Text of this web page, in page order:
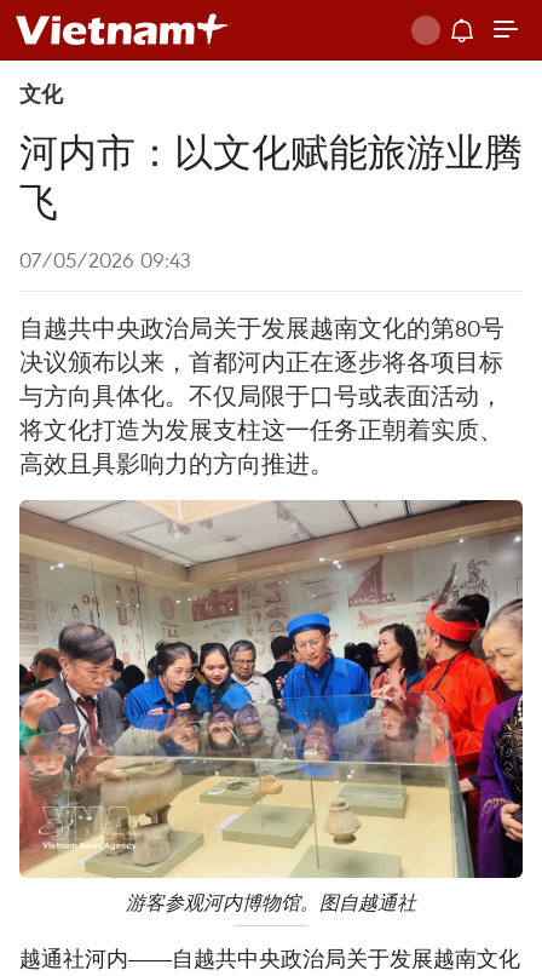
文化
河内市：以文化赋能旅游业腾
飞
07/05/2026 09:43
自越共中央政治局关于发展越南文化的第80号
决议颁布以来，首都河内正在逐步将各项目标
与方向具体化。不仅局限于口号或表面活动，
将文化打造为发展支柱这一任务正朝着实质、
高效且具影响力的方向推进。
游客参观河内博物馆。图自越通社
越通社河内——自越共中央政治局关于发展越南文化